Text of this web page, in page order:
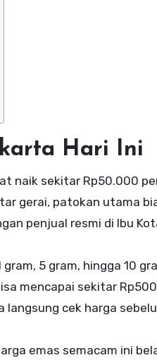
Hari Ini
naik sekitar Rp50.000
gerai, patokan utama
penjual resmi di Ibu
5 gram, hingga 10
mencapai sekitar
langsung cek harga
emas semacam ini